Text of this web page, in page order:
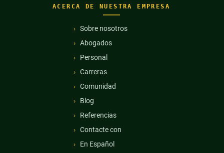
ACERCA DE NUESTRA EMPRESA
Sobre nosotros
Abogados
Personal
Carreras
Comunidad
Blog
Referencias
Contacte con
En Español